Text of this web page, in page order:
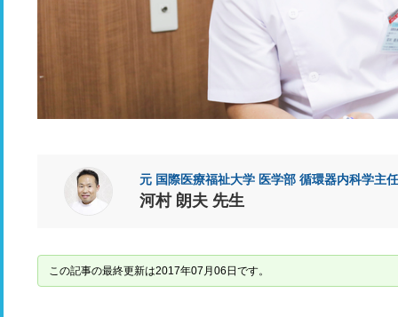
元 国際医療福祉大学 医学部 循環器内科学主
河村 朗夫 先生
この記事の最終更新は2017年07月06日です。